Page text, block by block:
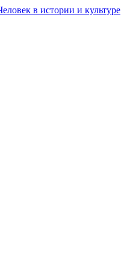
в истории и культуре